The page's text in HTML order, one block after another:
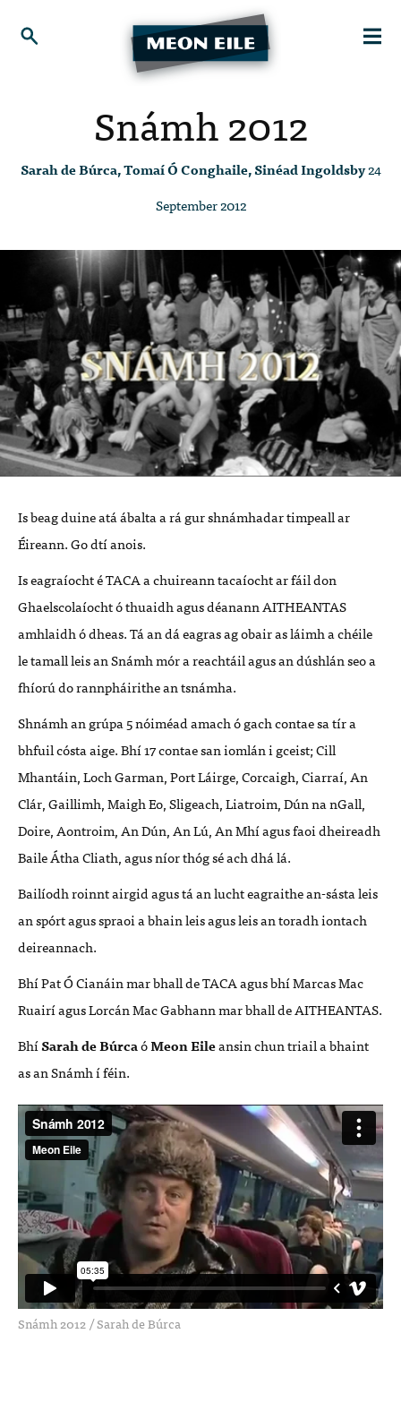
Snámh 2012
Sarah de Búrca, Tomaí Ó Conghaile, Sinéad Ingoldsby24
September 2012
Is beag duine atá ábalta a rá gur shnámhadar timpeall ar
Éireann. Go dtí anois.
Is eagraíocht éTACAa chuireann tacaíocht ar fáil don
Ghaelscolaíocht ó thuaidh agus déanannAITHEANTAS
amhlaidh ó dheas. Tá an dá eagras ag obair as láimh a chéile
le tamall leis an Snámh mór a reachtáil agus an dúshlán seo a
fhíorú do rannpháirithe an tsnámha.
Shnámh an grúpa 5 nóiméad amach ó gach contae sa tír a
bhfuil cósta aige. Bhí 17 contae san iomlán i gceist; Cill
Mhantáin, Loch Garman, Port Láirge, Corcaigh, Ciarraí, An
Clár, Gaillimh, Maigh Eo, Sligeach, Liatroim, Dún na nGall,
Doire, Aontroim, An Dún, An Lú, An Mhí agus faoi dheireadh
Baile Átha Cliath, agus níor thóg sé ach dhá lá.
Bailíodh roinnt airgid agus tá an lucht eagraithe an-sásta leis
an spórt agus spraoi a bhain leis agus leis an toradh iontach
deireannach.
Bhí Pat Ó Cianáin mar bhall deTACAagus bhí Marcas Mac
Ruairí agus Lorcán Mac Gabhann mar bhall deAITHEANTAS.
BhíSarah de BúrcaóMeon Eileansin chun triail a bhaint
as an Snámh í féin.
Snámh 2012/Sarah de Búrca